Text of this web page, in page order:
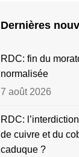
Dernières
RDC: fin du
normalisée
7 août 2026
RDC:
de cuivre et du
caduque ?